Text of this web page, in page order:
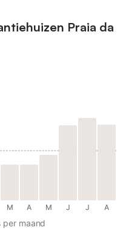
Praia da
M A M J J A
per maand